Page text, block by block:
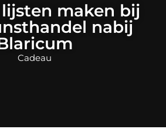
maken bij
nabij
Cadeau